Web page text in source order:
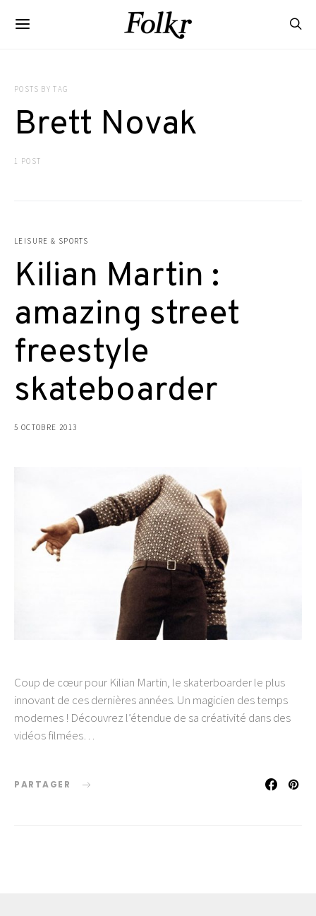
POSTS BY TAG
Brett Novak
1 POST
LEISURE & SPORTS
Kilian Martin :
amazing street
freestyle
skateboarder
5 OCTOBRE 2013
Coup de cœur pour Kilian Martin, le skaterboarder le plus
innovant de ces dernières années. Un magicien des temps
modernes ! Découvrez l’étendue de sa créativité dans des
vidéos filmées…
PARTAGER